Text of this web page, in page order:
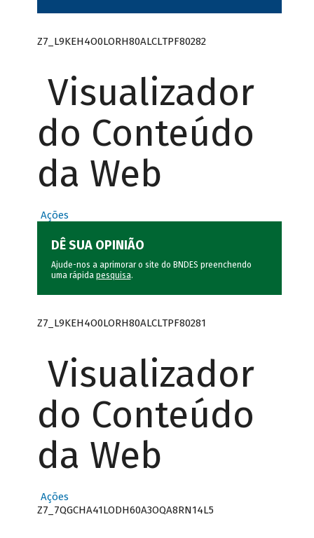
Z7_L9KEH4O0LORH80ALCLTPF80282
Visualizador
do Conteúdo
da Web
Ações
DÊ SUA OPINIÃO
Ajude-nos a aprimorar o site do BNDES preenchendo
uma rápida pesquisa.
Z7_L9KEH4O0LORH80ALCLTPF80281
Visualizador
do Conteúdo
da Web
Ações
Z7_7QGCHA41LODH60A3OQA8RN14L5